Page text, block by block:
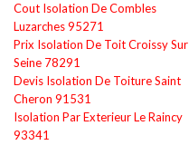
Cout Isolation De Combles
Luzarches 95271
Prix Isolation De Toit Croissy Sur
Seine 78291
Devis Isolation De Toiture Saint
Cheron 91531
Isolation Par Exterieur Le Raincy
93341